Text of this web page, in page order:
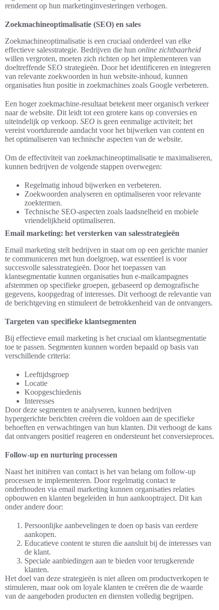
rendement op hun marketinginvesteringen verhogen.
Zoekmachineoptimalisatie (SEO) en sales
Zoekmachineoptimalisatie is een cruciaal onderdeel van elke
effectieve salesstrategie. Bedrijven die hun online zichtbaarheid
willen vergroten, moeten zich richten op het implementeren van
doeltreffende SEO strategieën. Door het identificeren en integreren
van relevante zoekwoorden in hun website-inhoud, kunnen
organisaties hun positie in zoekmachines zoals Google verbeteren.
Een hoger zoekmachine-resultaat betekent meer organisch verkeer
naar de website. Dit leidt tot een grotere kans op conversies en
uiteindelijk op verkoop. SEO is geen eenmalige activiteit; het
vereist voortdurende aandacht voor het bijwerken van content en
het optimaliseren van technische aspecten van de website.
Om de effectiviteit van zoekmachineoptimalisatie te maximaliseren,
kunnen bedrijven de volgende stappen overwegen:
Regelmatig inhoud bijwerken en verbeteren.
Zoekwoorden analyseren en optimaliseren voor relevante
zoektermen.
Technische SEO-aspecten zoals laadsnelheid en mobiele
vriendelijkheid optimaliseren.
Email marketing: het versterken van salesstrategieën
Email marketing stelt bedrijven in staat om op een gerichte manier
te communiceren met hun doelgroep, wat essentieel is voor
succesvolle salesstrategieën. Door het toepassen van
klantsegmentatie kunnen organisaties hun e-mailcampagnes
afstemmen op specifieke groepen, gebaseerd op demografische
gegevens, koopgedrag of interesses. Dit verhoogt de relevantie van
de berichtgeving en stimuleert de betrokkenheid van de ontvangers.
Targeten van specifieke klantsegmenten
Bij effectieve email marketing is het cruciaal om klantsegmentatie
toe te passen. Segmenten kunnen worden bepaald op basis van
verschillende criteria:
Leeftijdsgroep
Locatie
Koopgeschiedenis
Interesses
Door deze segmenten te analyseren, kunnen bedrijven
hypergerichte berichten creëren die voldoen aan de specifieke
behoeften en verwachtingen van hun klanten. Dit verhoogt de kans
dat ontvangers positief reageren en ondersteunt het conversieproces.
Follow-up en nurturing processen
Naast het initiëren van contact is het van belang om follow-up
processen te implementeren. Door regelmatig contact te
onderhouden via email marketing kunnen organisaties relaties
opbouwen en klanten begeleiden in hun aankooptraject. Dit kan
onder andere door:
Persoonlijke aanbevelingen te doen op basis van eerdere
aankopen.
Educatieve content te sturen die aansluit bij de interesses van
de klant.
Speciale aanbiedingen aan te bieden voor terugkerende
klanten.
Het doel van deze strategieën is niet alleen om productverkopen te
stimuleren, maar ook om loyale klanten te creëren die de waarde
van de aangeboden producten en diensten volledig begrijpen.